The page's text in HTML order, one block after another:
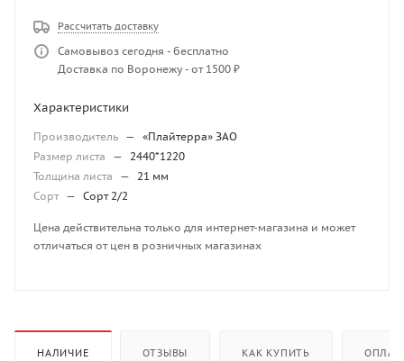
Рассчитать доставку
Самовывоз сегодня - бесплатно
Доставка по Воронежу - от 1500 ₽
Характеристики
Производитель — «Плайтерра» ЗАО
Размер листа
— 2440*1220
Толщина листа
— 21 мм
Сорт — Сорт 2/2
Цена действительна только для интернет-магазина и может
отличаться от цен в розничных магазинах
НАЛИЧИЕ ОТЗЫВЫ КАК КУПИТЬ